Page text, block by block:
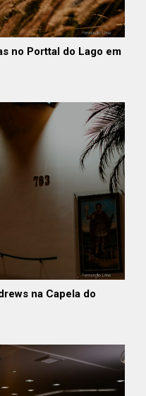
no Porttal do Lago em
na Capela do